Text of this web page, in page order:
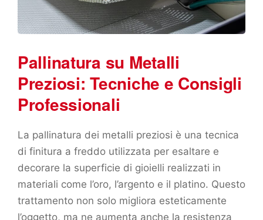
Pallinatura su Metalli
Preziosi: Tecniche e Consigli
Professionali
La pallinatura dei metalli preziosi è una tecnica
di finitura a freddo utilizzata per esaltare e
decorare la superficie di gioielli realizzati in
materiali come l’oro, l’argento e il platino. Questo
trattamento non solo migliora esteticamente
l’oggetto, ma ne aumenta anche la resistenza